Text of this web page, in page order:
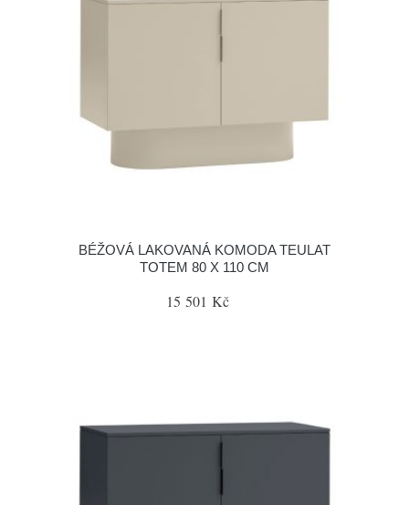
BÉŽOVÁ LAKOVANÁ KOMODA TEULAT
TOTEM 80 X 110 CM
15 501 Kč